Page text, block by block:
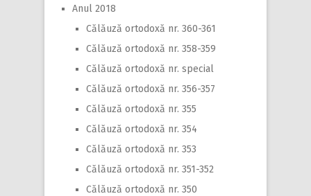
Anul 2018
Călăuză ortodoxă nr. 360-361
Călăuză ortodoxă nr. 358-359
Călăuză ortodoxă nr. special
Călăuză ortodoxă nr. 356-357
Călăuză ortodoxă nr. 355
Călăuză ortodoxă nr. 354
Călăuză ortodoxă nr. 353
Călăuză ortodoxă nr. 351-352
Călăuză ortodoxă nr. 350